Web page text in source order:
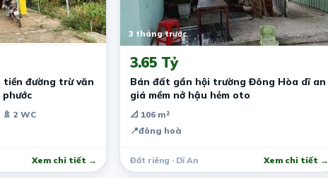
tiền đường trừ văn
🚿 2 WC
Xem chi tiết →
3 tháng trước
3.65 Tỷ
Bán đất gần hội trường Đông Hòa dĩ an
giá mềm nở hậu hẻm oto
📐 106 m²
📍đông hoà
Đất riêng · Dĩ An Xem chi tiết →